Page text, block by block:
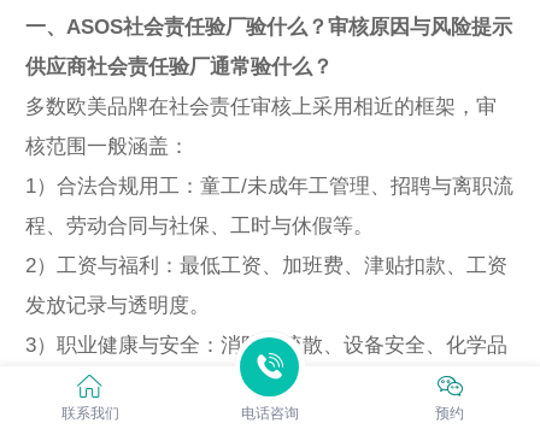
一、ASOS社会责任验厂验什么？审核原因与风险提示
供应商社会责任验厂通常验什么？
多数欧美品牌在社会责任审核上采用相近的框架，审
核范围一般涵盖：
1）合法合规用工：童工/未成年工管理、招聘与离职流
程、劳动合同与社保、工时与休假等。
2）工资与福利：最低工资、加班费、津贴扣款、工资
发放记录与透明度。
3）职业健康与安全：消防与疏散、设备安全、化学品
管理、PPE、防护培训、工伤与职业病预防。
联系我们 电话咨询 预约